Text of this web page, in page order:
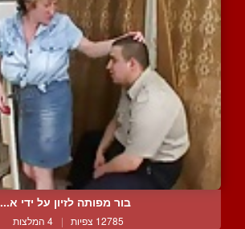
בור מפותה לזיון על ידי א...
12785 צפיות | 4 המלצות